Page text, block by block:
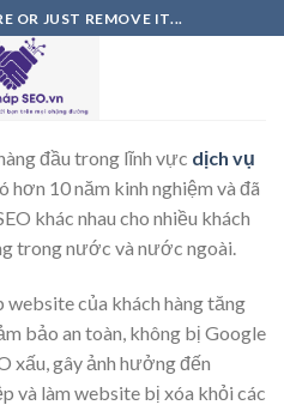
OR JUST REMOVE IT...
đầu trong lĩnh vực dịch vụ
hơn 10 năm kinh nghiệm và đã
khác nhau cho nhiều khách
trong nước và nước ngoài.
website của khách hàng tăng
bảo an toàn, không bị Google
xấu, gây ảnh hưởng đến
và làm website bị xóa khỏi các